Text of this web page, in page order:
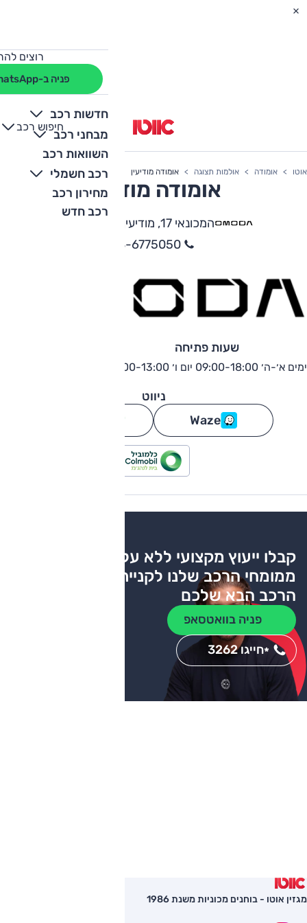
רוצים
פניה ב-WhatsApp
חדשות רכב
מבחני רכב
השוואות רכב
רכב חשמלי
מחירון רכב
רכב חדש
חיפוש רכב
+
-
אוטו אומודה אולמות תצוגה אומודה מודיעין
אומודה מודיעין
המכונאי 17, מודיעין-מכבים-רעות
08-6775050
שעות פתיחה
ימים א׳-ה׳ 09:00-18:00 יום ו׳ 09:00-13:00
ניווט
Waze
קבלו ייעוץ מקצועי ללא עלות
ממומחי הרכב שלנו לקניית
הרכב הבא שלכם
פניה בוואטסאפ
חייגו 3262*
מגזין אוטו - בוחנים מכוניות משנת 1986